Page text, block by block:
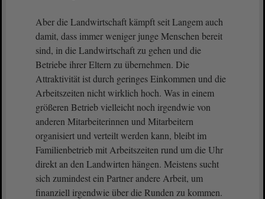
Aber die Landwirtschaft kämpft seit Langem auch
damit, dass immer weniger junge Menschen bereit
sind, in die Landwirtschaft zu gehen und die
Betriebe ihrer Eltern zu übernehmen. Die
Attraktivität ist durch geringes Einkommen und die
Arbeitszeiten nicht wirklich hoch. Was in einem
größeren Betrieb vielleicht noch irgendwie von
anderen Mitarbeiterinnen und Mitarbeitern
organisiert und verteilt werden kann, bleibt im
Familienbetrieb mit Arbeitszeiten rund um die Uhr
direkt an den Landwirten hängen. Meistens sucht
sich zumindest ein Partner andere Arbeit, um
finanziell irgendwie über die Runden zu kommen.